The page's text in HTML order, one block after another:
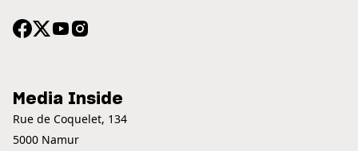
Media Inside
Rue de Coquelet, 134
5000 Namur